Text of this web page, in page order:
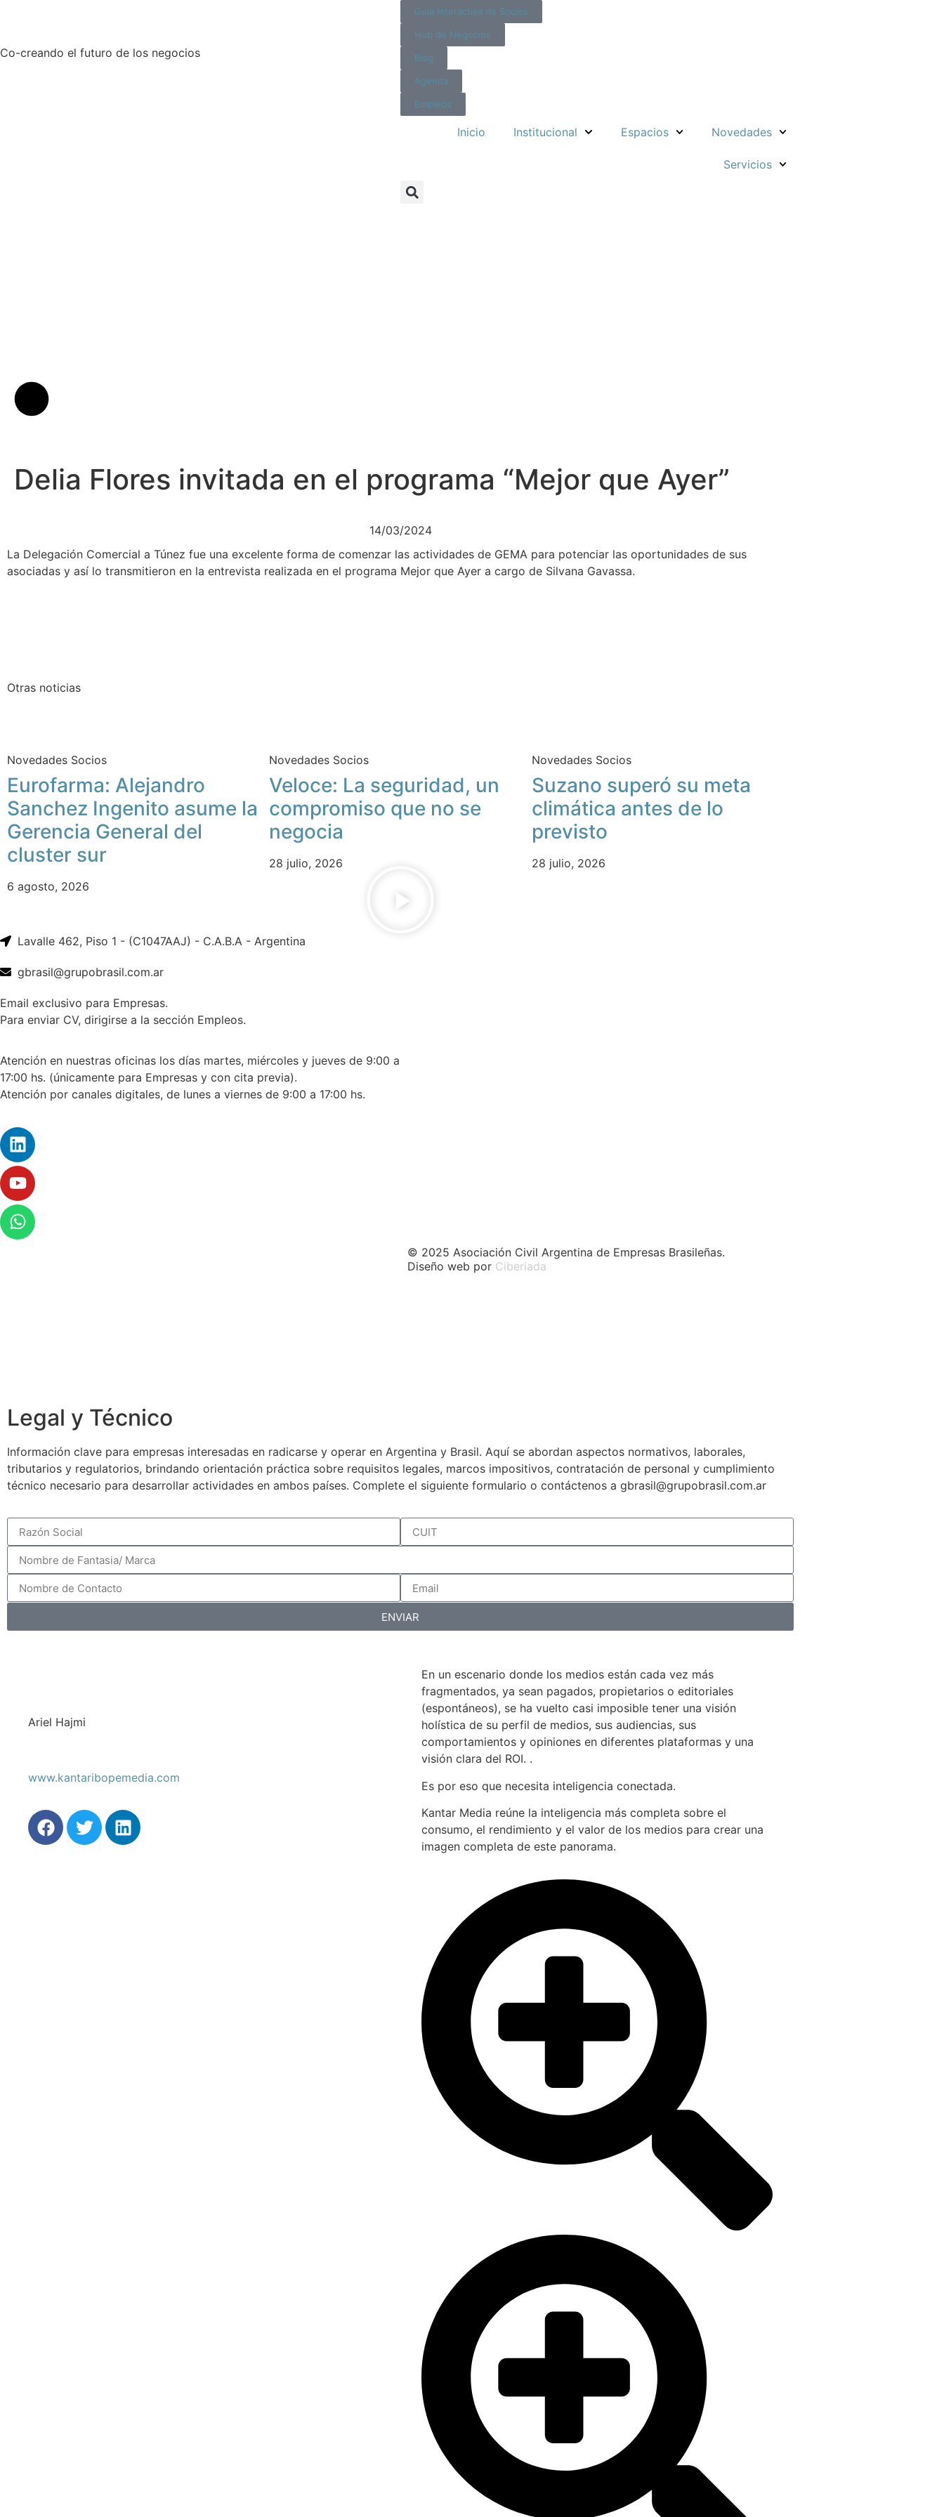
Co-creando el futuro de los negocios
Guía Interactiva de Socios
Hub de Negocios
Blog
Agenda
Empleos
Inicio Institucional Espacios Novedades
Servicios
Delia Flores invitada en el programa “Mejor que Ayer”
14/03/2024
La Delegación Comercial a Túnez fue una excelente forma de comenzar las actividades de GEMA para potenciar las oportunidades de sus
asociadas y así lo transmitieron en la entrevista realizada en el programa Mejor que Ayer a cargo de Silvana Gavassa.
Otras noticias
Novedades Socios
Eurofarma: Alejandro
Sanchez Ingenito asume la
Gerencia General del
cluster sur
6 agosto, 2026
Novedades Socios
Veloce: La seguridad, un
compromiso que no se
negocia
28 julio, 2026
Novedades Socios
Suzano superó su meta
climática antes de lo
previsto
28 julio, 2026
Lavalle 462, Piso 1 - (C1047AAJ) - C.A.B.A - Argentina
gbrasil@grupobrasil.com.ar
Email exclusivo para Empresas.
Para enviar CV, dirigirse a la sección Empleos.
Atención en nuestras oficinas los días martes, miércoles y jueves de 9:00 a
17:00 hs. (únicamente para Empresas y con cita previa).
Atención por canales digitales, de lunes a viernes de 9:00 a 17:00 hs.
© 2025 Asociación Civil Argentina de Empresas Brasileñas.
Diseño web por Ciberiada
Legal y Técnico
Información clave para empresas interesadas en radicarse y operar en Argentina y Brasil. Aquí se abordan aspectos normativos, laborales,
tributarios y regulatorios, brindando orientación práctica sobre requisitos legales, marcos impositivos, contratación de personal y cumplimiento
técnico necesario para desarrollar actividades en ambos países. Complete el siguiente formulario o contáctenos a gbrasil@grupobrasil.com.ar
ENVIAR
Ariel Hajmi
www.kantaribopemedia.com
En un escenario donde los medios están cada vez más
fragmentados, ya sean pagados, propietarios o editoriales
(espontáneos), se ha vuelto casi imposible tener una visión
holística de su perfil de medios, sus audiencias, sus
comportamientos y opiniones en diferentes plataformas y una
visión clara del ROI. .
Es por eso que necesita inteligencia conectada.
Kantar Media reúne la inteligencia más completa sobre el
consumo, el rendimiento y el valor de los medios para crear una
imagen completa de este panorama.